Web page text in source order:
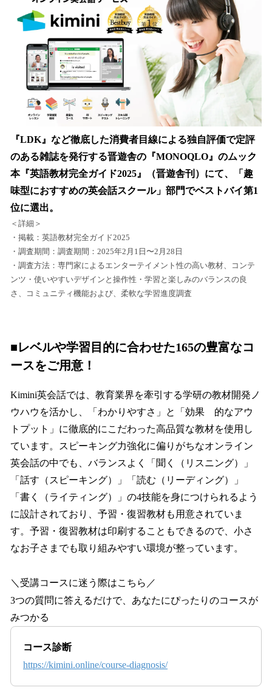
『LDK』など徹底した消費者目線による独自評価で定評
のある雑誌を発行する晋遊舎の『MONOQLO』のムック
本『英語教材完全ガイド2025』（晋遊舎刊）にて、「趣
味型におすすめの英会話スクール」部門でベストバイ第1
位に選出。
＜詳細＞
・掲載：英語教材完全ガイド2025
・調査期間：調査期間：2025年2月1日〜2月28日
・調査方法：専門家によるエンターテイメント性の高い教材、コンテ
ンツ・使いやすいデザインと操作性・学習と楽しみのバランスの良
さ、コミュニティ機能および、柔軟な学習進度調査
■レベルや学習目的に合わせた165の豊富なコ
ースをご用意！
Kimini英会話では、教育業界を牽引する学研の教材開発ノ
ウハウを活かし、「わかりやすさ」と「効果 的なアウ
トプット」に徹底的にこだわった高品質な教材を使用し
ています。スピーキング力強化に偏りがちなオンライン
英会話の中でも、バランスよく「聞く（リスニング）」
「話す（スピーキング）」「読む（リーディング）」
「書く（ライティング）」の4技能を身につけられるよう
に設計されており、予習・復習教材も用意されていま
す。予習・復習教材は印刷することもできるので、小さ
なお子さまでも取り組みやすい環境が整っています。
＼受講コースに迷う際はこちら／
3つの質問に答えるだけで、あなたにぴったりのコースが
みつかる
コース診断
https://kimini.online/course-diagnosis/